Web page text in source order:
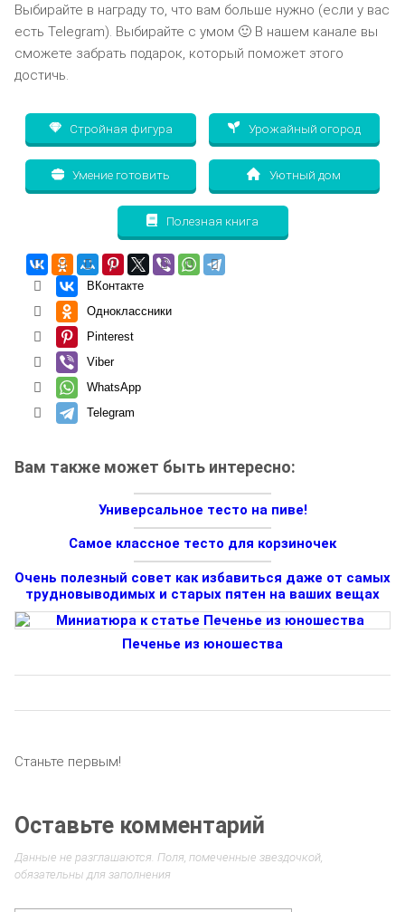
Выбирайте в награду то, что вам больше нужно (если у вас
есть Telegram). Выбирайте с умом 🙂 В нашем канале вы
сможете забрать подарок, который поможет этого
достичь.
Стройная фигура Урожайный огород
Умение готовить Уютный дом
Полезная книга
ВКонтакте
Одноклассники
Pinterest
Viber
WhatsApp
Telegram
Вам также может быть интересно:
Универсальное тесто на пиве!
Самое классное тесто для корзиночек
Очень полезный совет как избавиться даже от самых
трудновыводимых и старых пятен на ваших вещах
Печенье из юношества
Станьте первым!
Оставьте комментарий
Данные не разглашаются. Поля, помеченные звездочкой,
обязательны для заполнения